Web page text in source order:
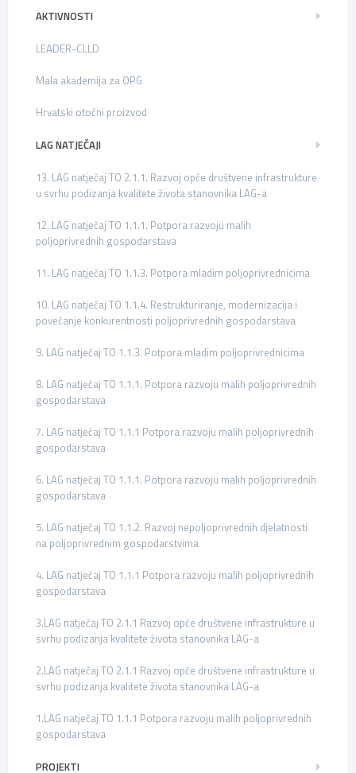
AKTIVNOSTI
LEADER-CLLD
Mala akademija za OPG
Hrvatski otočni proizvod
LAG NATJEČAJI
13. LAG natječaj TO 2.1.1. Razvoj opće društvene infrastrukture
u svrhu podizanja kvalitete života stanovnika LAG-a
12. LAG natječaj TO 1.1.1. Potpora razvoju malih
poljoprivrednih gospodarstava
11. LAG natječaj TO 1.1.3. Potpora mladim poljoprivrednicima
10. LAG natječaj TO 1.1.4. Restrukturiranje, modernizacija i
povećanje konkurentnosti poljoprivrednih gospodarstava
9. LAG natječaj TO 1.1.3. Potpora mladim poljoprivrednicima
8. LAG natječaj TO 1.1.1. Potpora razvoju malih poljoprivrednih
gospodarstava
7. LAG natječaj TO 1.1.1 Potpora razvoju malih poljoprivrednih
gospodarstava
6. LAG natječaj TO 1.1.1. Potpora razvoju malih poljoprivrednih
gospodarstava
5. LAG natječaj TO 1.1.2. Razvoj nepoljoprivrednih djelatnosti
na poljoprivrednim gospodarstvima
4. LAG natječaj TO 1.1.1 Potpora razvoju malih poljoprivrednih
gospodarstava
3.LAG natječaj TO 2.1.1 Razvoj opće društvene infrastrukture u
svrhu podizanja kvalitete života stanovnika LAG-a
2.LAG natječaj TO 2.1.1 Razvoj opće društvene infrastrukture u
svrhu podizanja kvalitete života stanovnika LAG-a
1.LAG natječaj TO 1.1.1 Potpora razvoju malih poljoprivrednih
gospodarstava
PROJEKTI